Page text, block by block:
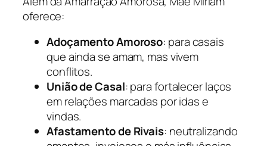
oferece:
Adoçamento Amoroso: para casais
que ainda se amam, mas vivem
conflitos.
União de Casal: para fortalecer laços
em relações marcadas por idas e
vindas.
Afastamento de Rivais: neutralizando